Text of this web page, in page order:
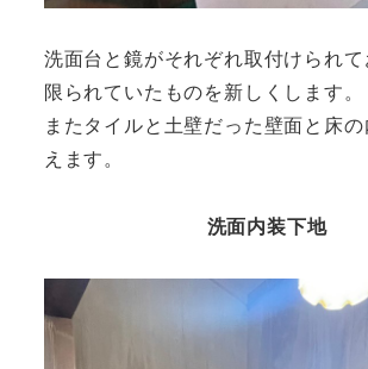
洗面台と鏡がそれぞれ取付けられて
限られていたものを新しくします。
またタイルと土壁だった壁面と床
えます。
洗面内装下地